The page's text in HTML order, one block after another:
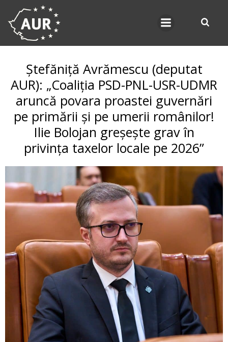
Ștefăniță Avrămescu (deputat
AUR): „Coaliția PSD-PNL-USR-UDMR
aruncă povara proastei guvernări
pe primării și pe umerii românilor!
Ilie Bolojan greșește grav în
privința taxelor locale pe 2026”